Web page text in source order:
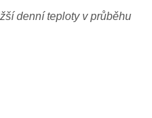
denní teploty v průběhu